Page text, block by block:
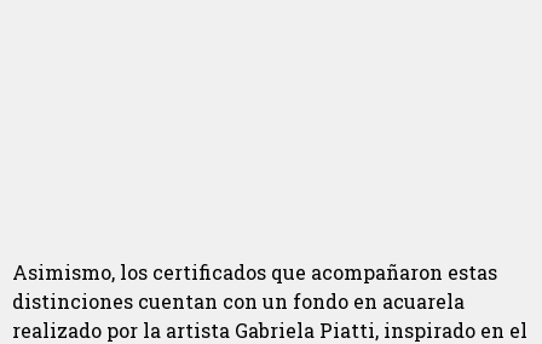
Asimismo, los certificados que acompañaron estas
distinciones cuentan con un fondo en acuarela
realizado por la artista Gabriela Piatti, inspirado en el